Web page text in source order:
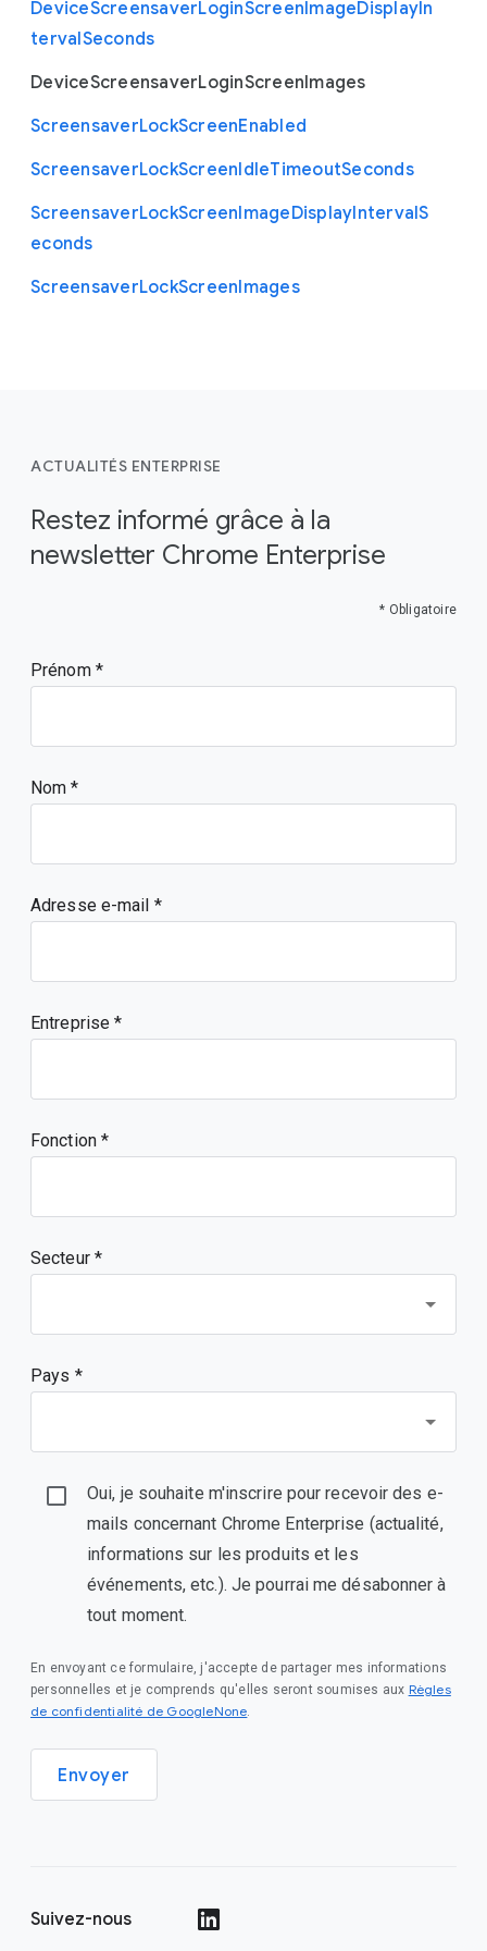
DeviceScreensaverLoginScreenImageDisplayIn
tervalSeconds
DeviceScreensaverLoginScreenImages
ScreensaverLockScreenEnabled
ScreensaverLockScreenIdleTimeoutSeconds
ScreensaverLockScreenImageDisplayIntervalS
econds
ScreensaverLockScreenImages
ACTUALITÉS ENTERPRISE
Restez informé grâce à la
newsletter Chrome Enterprise
* Obligatoire
Prénom
Nom
Adresse e-mail
Entreprise
Fonction
Secteur *
Pays *
Oui, je souhaite m'inscrire pour recevoir des e-
mails concernant Chrome Enterprise (actualité,
informations sur les produits et les
événements, etc.). Je pourrai me désabonner à
tout moment.
En envoyant ce formulaire, j'accepte de partager mes informations
personnelles et je comprends qu'elles seront soumises aux Règles
de confidentialité de GoogleNone.
Envoyer
Suivez-nous